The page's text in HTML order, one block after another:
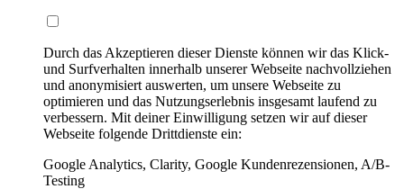
Durch das Akzeptieren dieser Dienste können wir das Klick-
und Surfverhalten innerhalb unserer Webseite nachvollziehen
und anonymisiert auswerten, um unsere Webseite zu
optimieren und das Nutzungserlebnis insgesamt laufend zu
verbessern. Mit deiner Einwilligung setzen wir auf dieser
Webseite folgende Drittdienste ein:
Google Analytics, Clarity, Google Kundenrezensionen, A/B-
Testing